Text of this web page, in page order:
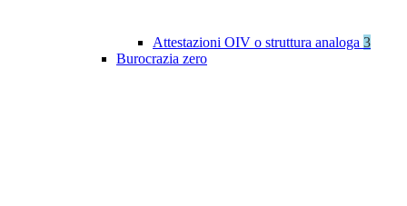
Attestazioni OIV o struttura analoga 3
Burocrazia zero